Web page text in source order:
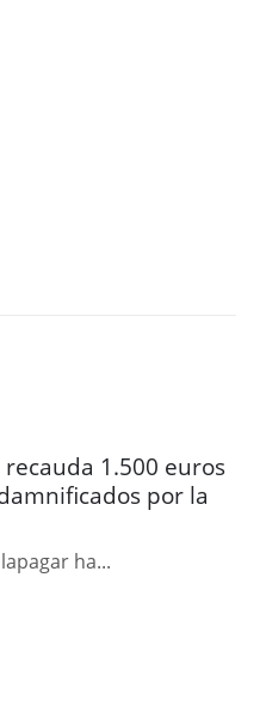
recauda 1.500 euros
por la
ha...